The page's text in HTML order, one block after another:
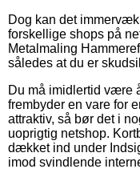
Dog kan det
forskellige shops på
Metalmaling
således at du er
Du må imidlertid være
frembyder en vare for
attraktiv, så bør det i
uoprigtig netshop.
dækket ind under
imod svindlende